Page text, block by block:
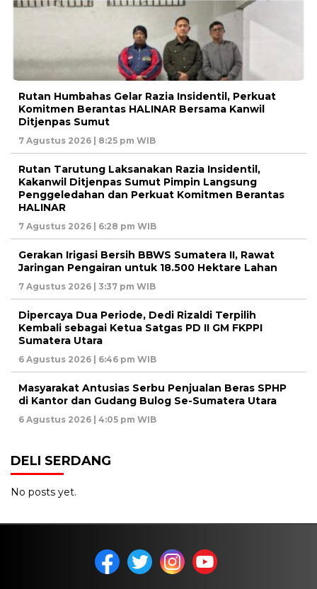
Rutan Humbahas Gelar Razia Insidentil, Perkuat
Komitmen Berantas HALINAR Bersama Kanwil
Ditjenpas Sumut
7 Agustus 2026 | 8:25 pm WIB
Rutan Tarutung Laksanakan Razia Insidentil,
Kakanwil Ditjenpas Sumut Pimpin Langsung
Penggeledahan dan Perkuat Komitmen Berantas
HALINAR
7 Agustus 2026 | 6:28 pm WIB
Gerakan Irigasi Bersih BBWS Sumatera II, Rawat
Jaringan Pengairan untuk 18.500 Hektare Lahan
7 Agustus 2026 | 3:37 pm WIB
Dipercaya Dua Periode, Dedi Rizaldi Terpilih
Kembali sebagai Ketua Satgas PD II GM FKPPI
Sumatera Utara
6 Agustus 2026 | 6:46 pm WIB
Masyarakat Antusias Serbu Penjualan Beras SPHP
di Kantor dan Gudang Bulog Se-Sumatera Utara
6 Agustus 2026 | 4:05 pm WIB
DELI SERDANG
No posts yet.